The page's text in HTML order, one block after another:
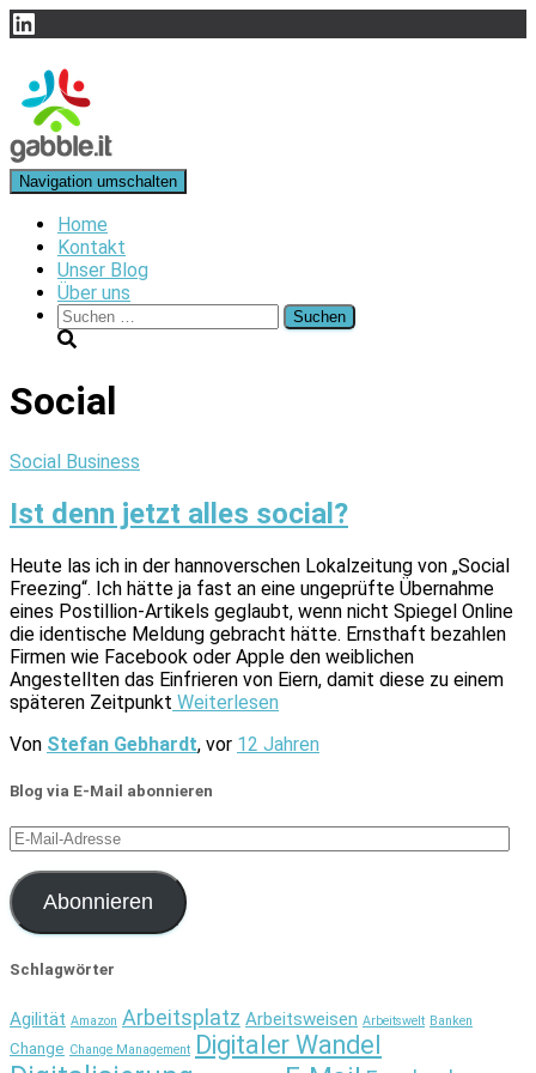
LinkedIn
Navigation umschalten
Home
Kontakt
Unser Blog
Über uns
Suchen
nach:
Social
Social Business
Ist denn jetzt alles social?
Heute las ich in der hannoverschen Lokalzeitung von „Social
Freezing“. Ich hätte ja fast an eine ungeprüfte Übernahme
eines Postillion-Artikels geglaubt, wenn nicht Spiegel Online
die identische Meldung gebracht hätte. Ernsthaft bezahlen
Firmen wie Facebook oder Apple den weiblichen
Angestellten das Einfrieren von Eiern, damit diese zu einem
späteren Zeitpunkt Weiterlesen
Von Stefan Gebhardt, vor 12 Jahren
Blog via E-Mail abonnieren
E-
Mail-
Adresse
Abonnieren
Schlagwörter
Agilität Amazon Arbeitsplatz Arbeitsweisen Arbeitswelt Banken
Change Change Management Digitaler Wandel